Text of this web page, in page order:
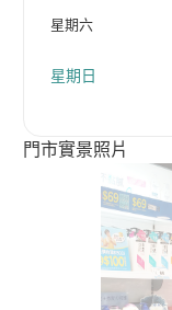
星期六
星期日
門市實景照片